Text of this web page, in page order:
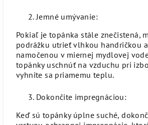
Jemné umývanie:
Pokiaľ je topánka stále znečistená,
podrážku utrieť vlhkou handričkou
namočenou v miernej mydlovej
topánky uschnúť na vzduchu pri
vyhnite sa priamemu teplu.
Dokončite impregnáciou:
Keď sú topánky úplne suché,